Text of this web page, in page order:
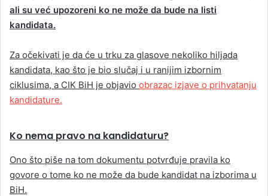
ali su već upozoreni ko ne može da bude na listi
kandidata.
Za očekivati je da će u trku za glasove nekoliko hiljada
kandidata, kao što je bio slučaj i u ranijim izbornim
ciklusima, a CIK BiH je objavio obrazac izjave o prihvatanju
kandidature.
Ko nema pravo na kandidaturu?
Ono što piše na tom dokumentu potvrđuje pravila ko
govore o tome ko ne može da bude kandidat na izborima u
BiH.